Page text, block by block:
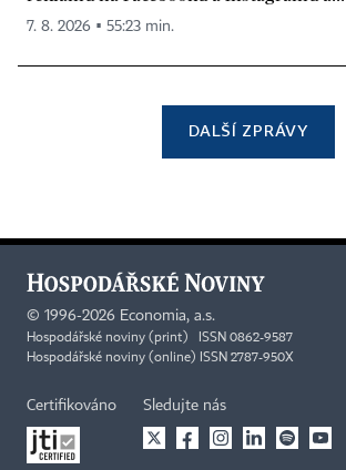
7. 8. 2026 ▪ 55:23 min.
DALŠÍ ZPRÁVY
© 1996-2026 Economia, a.s.
Hospodářské noviny (print) ISSN 0862-9587
Hospodářské noviny (online) ISSN 2787-950X
Certifikováno Sledujte nás